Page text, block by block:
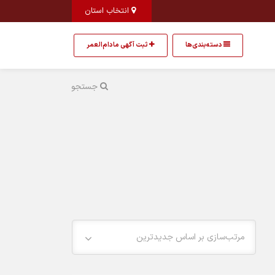
دسته‌بندی‌ها ثبت آگهی مادام‌العمر
جستجو
مرتب‌سازی بر اساس جدیدترین